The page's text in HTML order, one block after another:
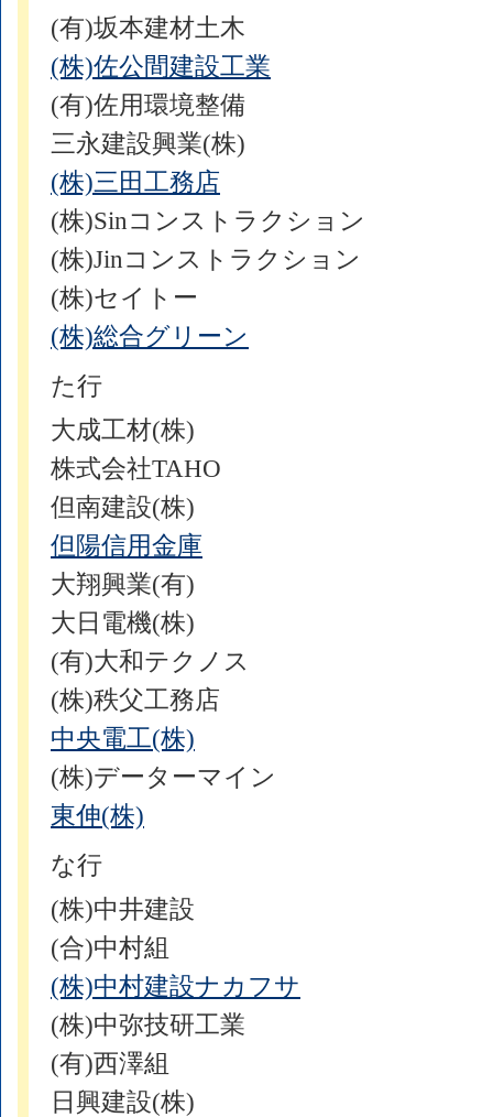
(有)坂本建材土木
(株)佐公間建設工業
(有)佐用環境整備
三永建設興業(株)
(株)三田工務店
(株)Sinコンストラクション
(株)Jinコンストラクション
(株)セイトー
(株)総合グリーン
た行
大成工材(株)
株式会社TAHO
但南建設(株)
但陽信用金庫
大翔興業(有)
大日電機(株)
(有)大和テクノス
(株)秩父工務店
中央電工(株)
(株)データーマイン
東伸(株)
な行
(株)中井建設
(合)中村組
(株)中村建設ナカフサ
(株)中弥技研工業
(有)西澤組
日興建設(株)